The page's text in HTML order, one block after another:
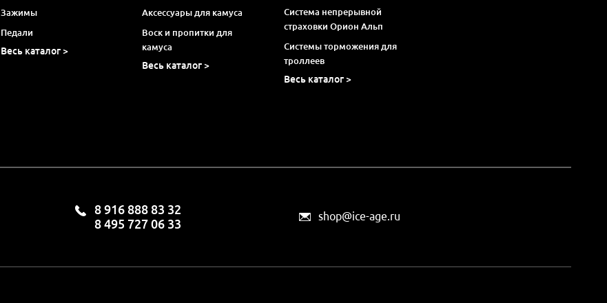
Зажимы
Педали
Весь каталог >
Аксессуары для камуса
Воск и пропитки для
камуса
Весь каталог >
Система непрерывной
страховки Орион Альп
Системы торможения для
троллеев
Весь каталог >
8 916 888 83 32
8 495 727 06 33
shop@ice-age.ru